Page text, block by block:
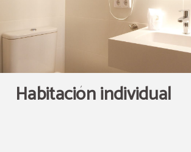
Habitación individual